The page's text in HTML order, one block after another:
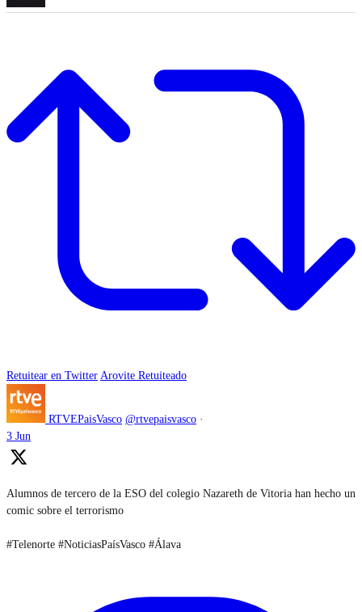
Retuitear en Twitter Arovite Retuiteado
RTVEPaisVasco @rtvepaisvasco ·
3 Jun
Alumnos de tercero de la ESO del colegio Nazareth de Vitoria han hecho un
comic sobre el terrorismo
#Telenorte #NoticiasPaísVasco #Álava